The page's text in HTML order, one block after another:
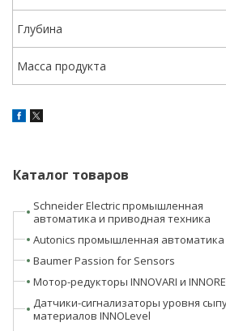
Глубина
Масса продукта
Каталог товаров
Schneider Electric промышленная
автоматика и приводная техника
Autonics промышленная автоматика
Baumer Passion for Sensors
Мотор-редукторы INNOVARI и
Датчики-сигнализаторы уровня
материалов INNOLevel